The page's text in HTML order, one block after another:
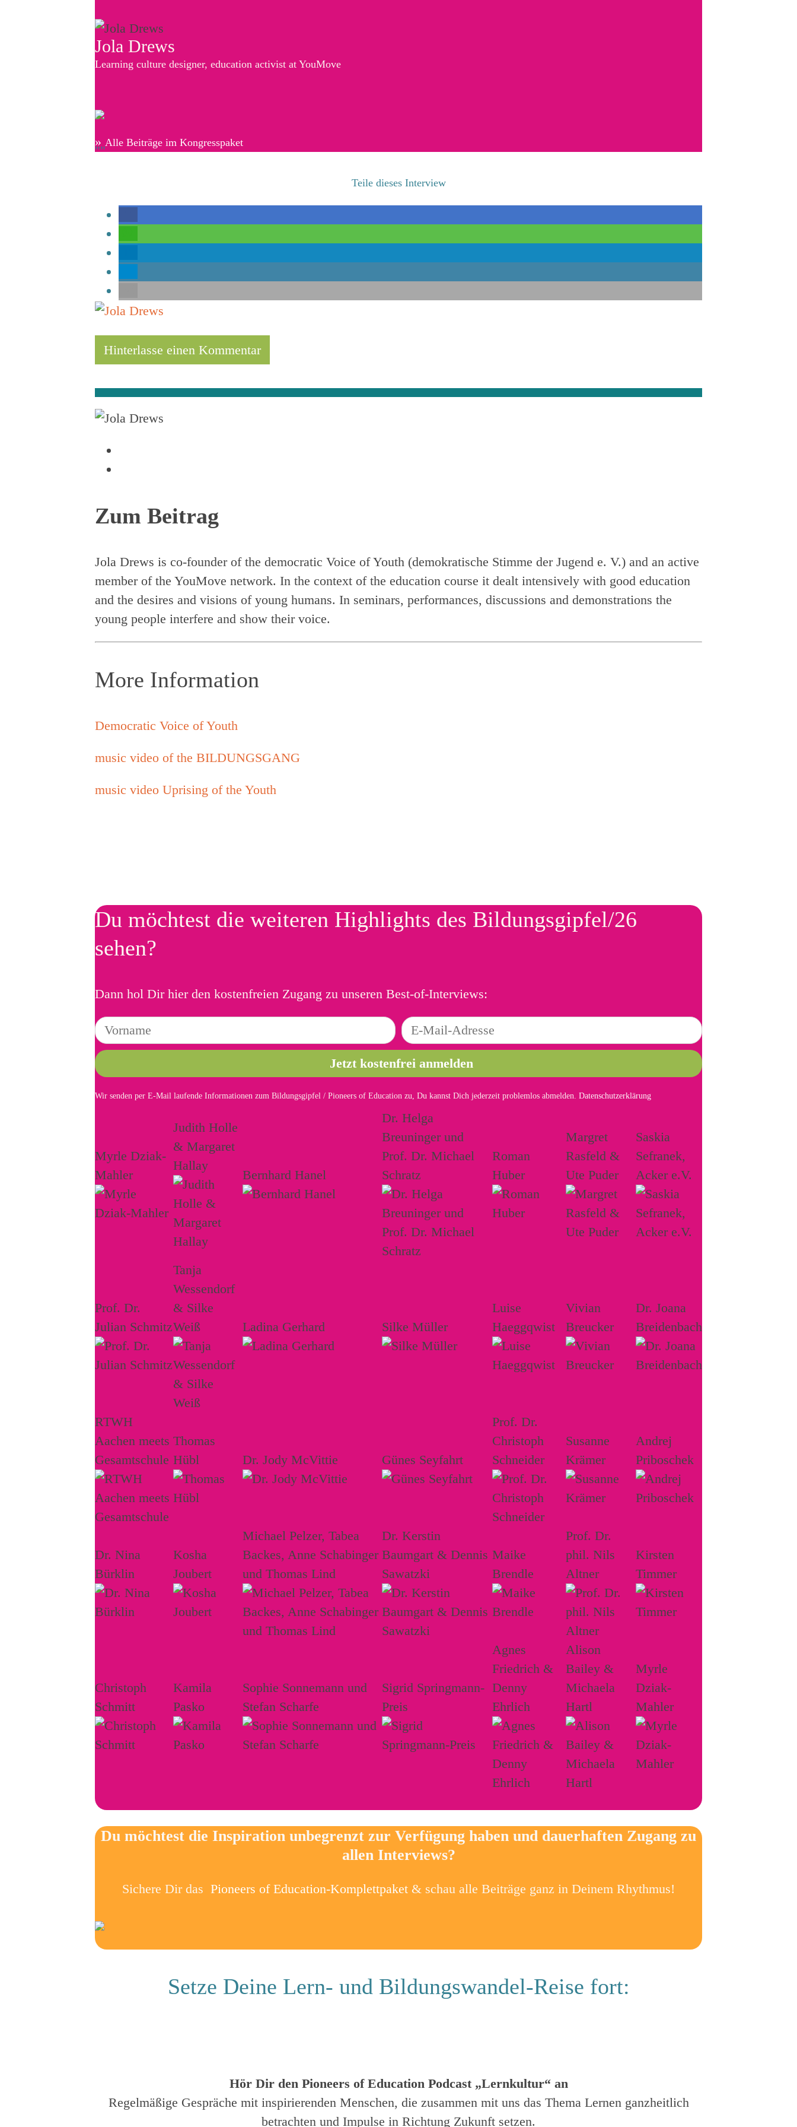
Jola Drews
Learning culture designer, education activist at YouMove
» Alle Beiträge im Kongresspaket
""
Teile dieses Interview
Hinterlasse einen Kommentar
Zum Beitrag
Jola Drews is co-founder of the democratic Voice of Youth (demokratische Stimme der Jugend e. V.) and an active
member of the YouMove network. In the context of the education course it dealt intensively with good education
and the desires and visions of young humans. In seminars, performances, discussions and demonstrations the
young people interfere and show their voice.
More Information
Democratic Voice of Youth
music video of the BILDUNGSGANG
music video Uprising of the Youth
Du möchtest die weiteren Highlights des Bildungsgipfel/26
sehen?
Dann hol Dir hier den kostenfreien Zugang zu unseren Best-of-Interviews:
Wir senden per E-Mail laufende Informationen zum Bildungsgipfel / Pioneers of Education zu, Du kannst Dich jederzeit problemlos abmelden. Datenschutzerklärung
Myrle Dziak-
Mahler
Judith Holle
& Margaret
Hallay
Bernhard Hanel
Dr. Helga
Breuninger und
Prof. Dr. Michael
Schratz
Roman
Huber
Margret
Rasfeld &
Ute Puder
Saskia
Sefranek,
Acker e.V.
Prof. Dr.
Julian Schmitz
Tanja
Wessendorf
& Silke
Weiß
Ladina Gerhard Silke Müller
Luise
Haeggqwist
Vivian
Breucker
Dr. Joana
Breidenbach
RTWH
Aachen meets
Gesamtschule
Thomas
Hübl
Dr. Jody McVittie Günes Seyfahrt
Prof. Dr.
Christoph
Schneider
Susanne
Krämer
Andrej
Priboschek
Dr. Nina
Bürklin
Kosha
Joubert
Michael Pelzer, Tabea
Backes, Anne Schabinger
und Thomas Lind
Dr. Kerstin
Baumgart & Dennis
Sawatzki
Maike
Brendle
Prof. Dr.
phil. Nils
Altner
Kirsten
Timmer
Christoph
Schmitt
Kamila
Pasko
Sophie Sonnemann und
Stefan Scharfe
Sigrid Springmann-
Preis
Agnes
Friedrich &
Denny
Ehrlich
Alison
Bailey &
Michaela
Hartl
Myrle
Dziak-
Mahler
Du möchtest die Inspiration unbegrenzt zur Verfügung haben und dauerhaften Zugang zu
allen Interviews?
Sichere Dir das Pioneers of Education-Komplettpaket & schau alle Beiträge ganz in Deinem Rhythmus!
Setze Deine Lern- und Bildungswandel-Reise fort:
Hör Dir den Pioneers of Education Podcast „Lernkultur“ an
Regelmäßige Gespräche mit inspirierenden Menschen, die zusammen mit uns das Thema Lernen ganzheitlich
betrachten und Impulse in Richtung Zukunft setzen.